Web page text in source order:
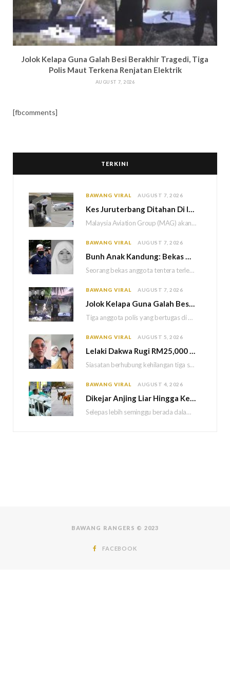
Jolok Kelapa Guna Galah Besi Berakhir Tragedi, Tiga
Polis Maut Terkena Renjatan Elektrik
AUGUST 7, 2026
[fbcomments]
TERKINI
BAWANG VIRAL AUGUST 7, 2026
Kes Juruterbang Ditahan Di Indonesia, MAG Wajibkan Saringan Dadah 1,260 Juruterbang Malaysia Airlines
Malaysia Aviation Group (MAG) akan melaksanakan saringan dadah mandatori terhadap semua juruterbang Malaysia Airlines sebagai…
BAWANG VIRAL AUGUST 7, 2026
Bunh Anak Kandung: Bekas Anggota Tentera Terlepas Hukuman M
Seorang bekas anggota tentera terlepas daripada hukuman gantung selepas Mahkamah Persekutuan memutuskan untuk menggantikan hukuman…
BAWANG VIRAL AUGUST 7, 2026
Jolok Kelapa Guna Galah Besi Berakhir Tragedi, Tiga Polis Maut Terkena Renjatan Elektrik
Tiga anggota polis yang bertugas di Balai Polis Weston maut selepas dipercayai terkena renjatan elektrik…
BAWANG VIRAL AUGUST 5, 2026
Lelaki Dakwa Rugi RM25,000 Akibat Hutang Kutu, Polis Siasat Kaitan Dengan Kehilangan Tiga Beranak
Siasatan berhubung kehilangan tiga sekeluarga di Bukit Kayu Hitam kini memasuki perkembangan baharu apabila polis…
BAWANG VIRAL AUGUST 4, 2026
Dikejar Anjing Liar Hingga Kemalangan, Mekanik Berdepan Risiko Kecederaan Otak Kekal
Selepas lebih seminggu berada dalam keadaan koma akibat kemalangan dipercayai berpunca daripada kejadian dikejar sekumpulan…
BAWANG RANGERS © 2023
FACEBOOK